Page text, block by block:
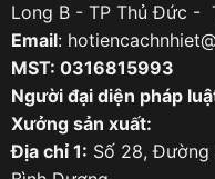
Long B - TP Thủ Đức -
Email:
MST: 0316815993
Người đại diện pháp
Xưởng sản xuất:
Địa chỉ 1: Số 28, Đường